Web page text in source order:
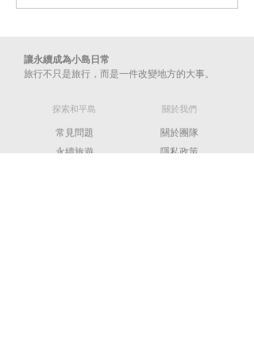
#帶外地朋友來基隆
讓永續成為小島日常
旅行不只是旅行，而是一件改變地方的大事。​
​探索和平島
常見問題
​永續旅遊
​關於我們
關於團隊
​隱私政策